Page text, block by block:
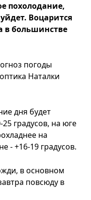
похолодание,
Воцарится
в большинстве
погоды
Наталки
дня будет
градусов, на юге
на
- +16-19 градусов.
в основном
повсюду в